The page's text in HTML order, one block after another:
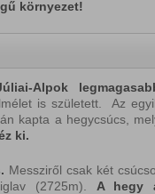
környezet!
Alpok
is született. Az
kapta a hegycsúcs,
ki.
Messziről csak két
(2725m). A hegy